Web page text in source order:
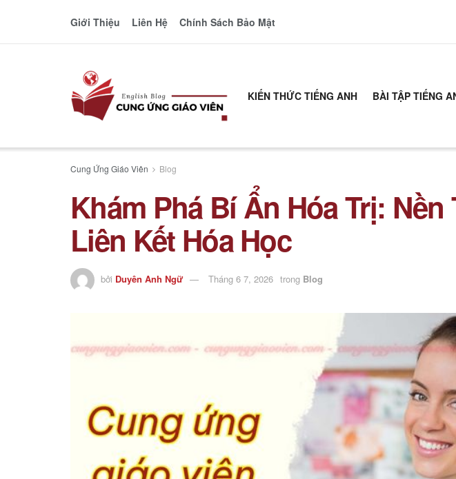
Giới Thiệu Liên Hệ Chính Sách Bảo Mật
KIẾN THỨC TIẾNG ANH BÀI TẬP TIẾNG
Cung Ứng Giáo Viên Blog
Khám Phá Bí Ẩn Hóa Trị: Nền
Liên Kết Hóa Học
bởi Duyên Anh Ngữ Tháng 6 7, 2026 trong Blog